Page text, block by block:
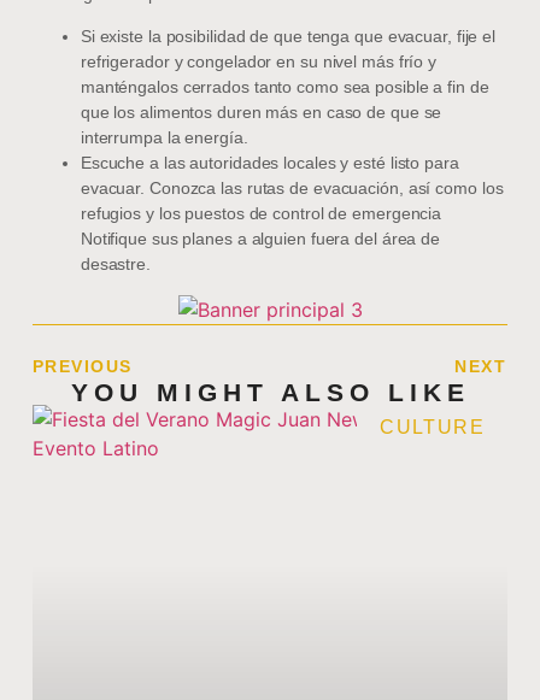
Si existe la posibilidad de que tenga que evacuar, fije el
refrigerador y congelador en su nivel más frío y
manténgalos cerrados tanto como sea posible a fin de
que los alimentos duren más en caso de que se
interrumpa la energía.
Escuche a las autoridades locales y esté listo para
evacuar. Conozca las rutas de evacuación, así como los
refugios y los puestos de control de emergencia
Notifique sus planes a alguien fuera del área de
desastre.
PREVIOUS NEXT
YOU MIGHT ALSO LIKE
CULTURE